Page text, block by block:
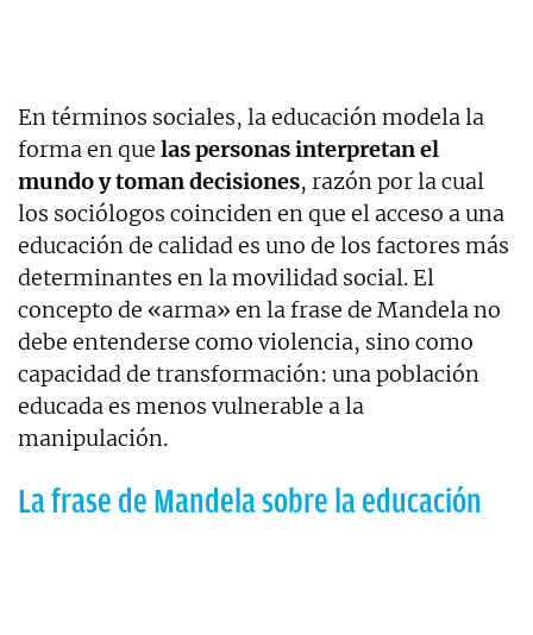
En términos sociales, la educación modela la
forma en que las personas interpretan el
mundo y toman decisiones, razón por la cual
los sociólogos coinciden en que el acceso a una
educación de calidad es uno de los factores más
determinantes en la movilidad social. El
concepto de «arma» en la frase de Mandela no
debe entenderse como violencia, sino como
capacidad de transformación: una población
educada es menos vulnerable a la
manipulación.
La frase de Mandela sobre la educación